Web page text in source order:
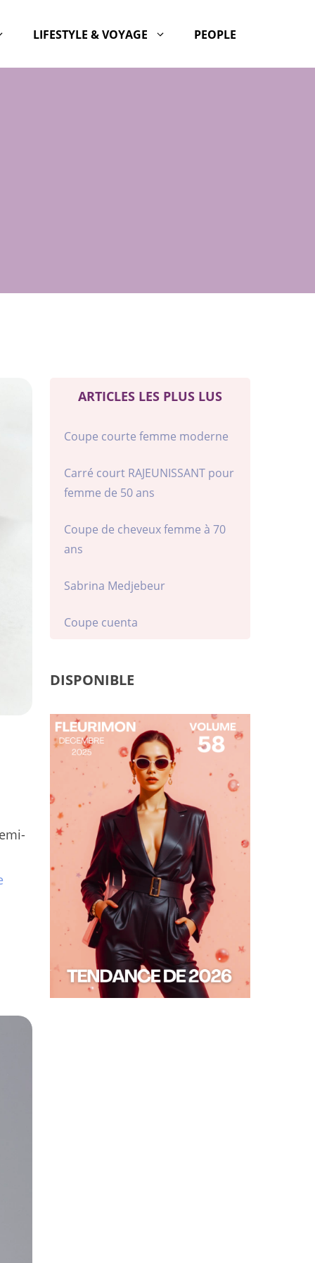
LIFESTYLE & VOYAGE PEOPLE
ARTICLES LES PLUS LUS
Coupe courte femme moderne
Carré court RAJEUNISSANT pour
femme de 50 ans
Coupe de cheveux femme à 70
ans
Sabrina Medjebeur
Coupe cuenta
DISPONIBLE